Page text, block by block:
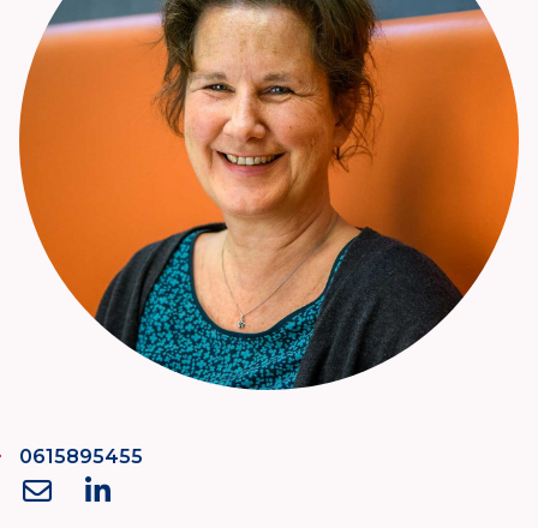
0615895455